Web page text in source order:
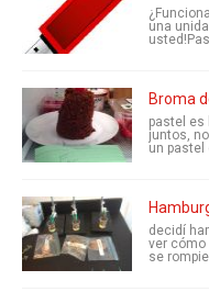
una
Broma
pastel es
juntos,
un pastel
decidí
ver cómo
se